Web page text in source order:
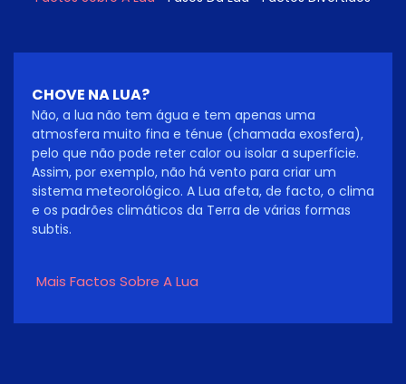
CHOVE NA LUA?
Não, a lua não tem água e tem apenas uma
atmosfera muito fina e ténue (chamada exosfera),
pelo que não pode reter calor ou isolar a superfície.
Assim, por exemplo, não há vento para criar um
sistema meteorológico. A Lua afeta, de facto, o clima
e os padrões climáticos da Terra de várias formas
subtis.
Mais Factos Sobre A Lua